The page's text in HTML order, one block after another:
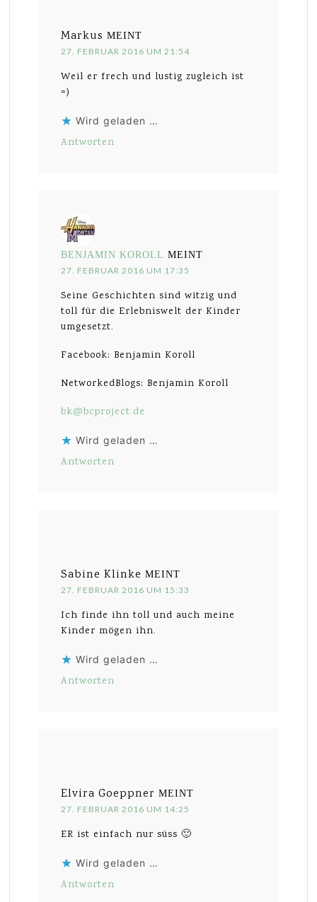
Markus MEINT
27. FEBRUAR 2016 UM 21:54
Weil er frech und lustig zugleich ist
=)
Wird geladen …
Antworten
BENJAMIN KOROLL MEINT
27. FEBRUAR 2016 UM 17:35
Seine Geschichten sind witzig und
toll für die Erlebniswelt der Kinder
umgesetzt.
Facebook: Benjamin Koroll
NetworkedBlogs: Benjamin Koroll
bk@bcproject.de
Wird geladen …
Antworten
Sabine Klinke MEINT
27. FEBRUAR 2016 UM 15:33
Ich finde ihn toll und auch meine
Kinder mögen ihn.
Wird geladen …
Antworten
Elvira Goeppner MEINT
27. FEBRUAR 2016 UM 14:25
ER ist einfach nur süss 🙂
Wird geladen …
Antworten